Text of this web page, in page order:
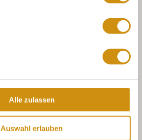
Alle zulassen
Auswahl erlauben